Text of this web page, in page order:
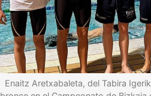
Enaitz Aretxabaleta, del Tabira